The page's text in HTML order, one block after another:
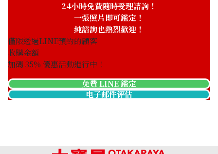
24小時免費隨時受理諮詢！
一張照片即可鑑定！
純諮詢也熱烈歡迎！
僅限透過LINE預約的顧客
收購金額
加碼35% 優惠活動進行中！
免費 LINE 鑑定
电子邮件评估